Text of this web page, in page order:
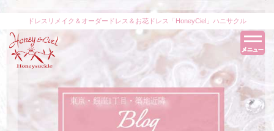
ドレスリメイク＆オーダードレス＆お花ドレス「HoneyCiel」ハニサクル